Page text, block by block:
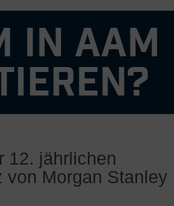
in AAM
profitable Wachstumschancen
mit nachgewiesener
12. jährlichen
von Morgan Stanley